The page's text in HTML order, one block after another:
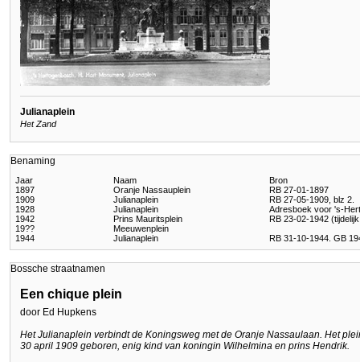
Julianaplein
Het Zand
Benaming
Jaar Naam
Bron
1897
Oranje Nassauplein
RB 27-01-1897
1909
Julianaplein
RB 27-05-1909, blz 2.
1928
Julianaplein
Adresboek voor 's-
1942
Prins Mauritsplein
RB 23-02-1942
19??
Meeuwenplein
1944
Julianaplein RB 31-10-1944. GB
Bossche straatnamen
Een chique plein
door Ed Hupkens
Het Julianaplein verbindt de Koningsweg met de Oranje Nassaulaan. Het
30 april 1909 geboren, enig kind van koningin Wilhelmina en prins Hendrik.